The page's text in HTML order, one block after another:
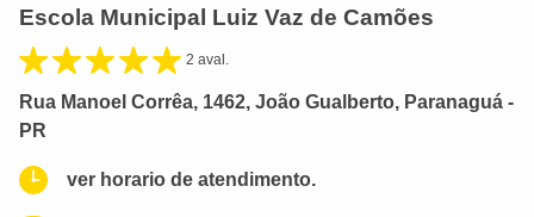
Escola Municipal Luiz Vaz de Camões
2 aval.
Rua Manoel Corrêa, 1462, João Gualberto, Paranaguá -
PR
ver horario de atendimento.